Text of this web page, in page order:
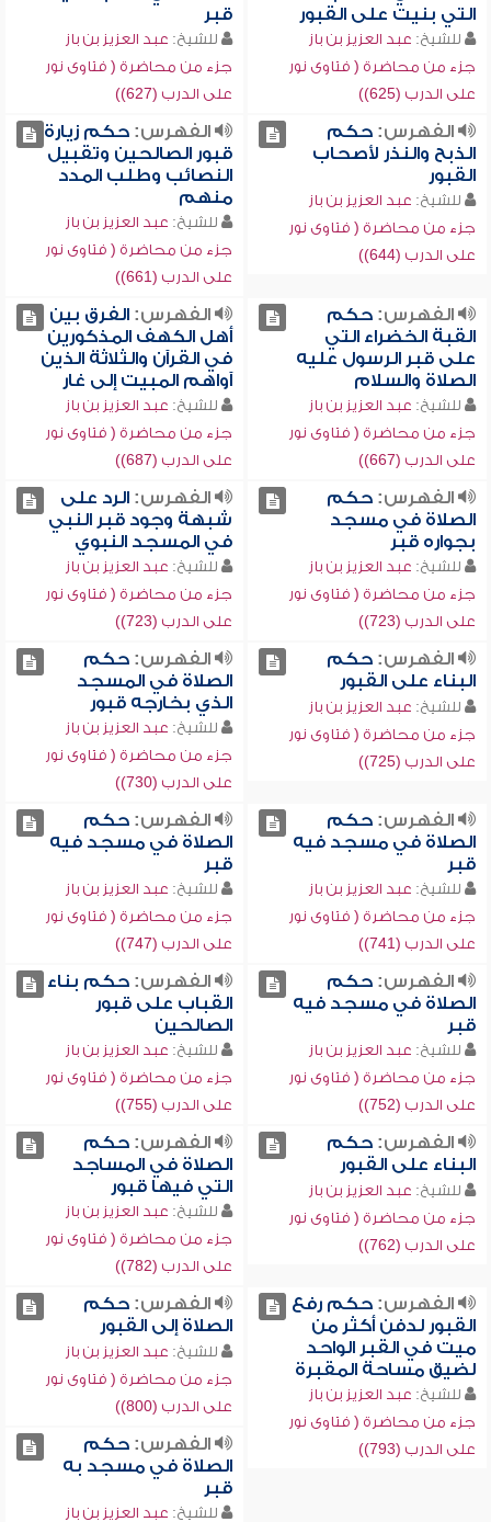
التي بنيت على القبور
للشيخ: عبد العزيز بن باز
جزء من محاضرة ( فتاوى نور
على الدرب (625))
قبر
للشيخ: عبد العزيز بن باز
جزء من محاضرة ( فتاوى نور
على الدرب (627))
الفهرس:حكم
الذبح والنذر لأصحاب
القبور
للشيخ: عبد العزيز بن باز
جزء من محاضرة ( فتاوى نور
على الدرب (644))
الفهرس:حكم زيارة
قبور الصالحين وتقبيل
النصائب وطلب المدد
منهم
للشيخ: عبد العزيز بن باز
جزء من محاضرة ( فتاوى نور
على الدرب (661))
الفهرس:حكم
القبة الخضراء التي
على قبر الرسول عليه
الصلاة والسلام
للشيخ: عبد العزيز بن باز
جزء من محاضرة ( فتاوى نور
على الدرب (667))
الفهرس:الفرق بين
أهل الكهف المذكورين
في القرآن والثلاثة الذين
آواهم المبيت إلى غار
للشيخ: عبد العزيز بن باز
جزء من محاضرة ( فتاوى نور
على الدرب (687))
الفهرس:حكم
الصلاة في مسجد
بجواره قبر
للشيخ: عبد العزيز بن باز
جزء من محاضرة ( فتاوى نور
على الدرب (723))
الفهرس:الرد على
شبهة وجود قبر النبي
في المسجد النبوي
للشيخ: عبد العزيز بن باز
جزء من محاضرة ( فتاوى نور
على الدرب (723))
الفهرس:حكم
البناء على القبور
للشيخ: عبد العزيز بن باز
جزء من محاضرة ( فتاوى نور
على الدرب (725))
الفهرس:حكم
الصلاة في المسجد
الذي بخارجه قبور
للشيخ: عبد العزيز بن باز
جزء من محاضرة ( فتاوى نور
على الدرب (730))
الفهرس:حكم
الصلاة في مسجد فيه
قبر
للشيخ: عبد العزيز بن باز
جزء من محاضرة ( فتاوى نور
على الدرب (741))
الفهرس:حكم
الصلاة في مسجد فيه
قبر
للشيخ: عبد العزيز بن باز
جزء من محاضرة ( فتاوى نور
على الدرب (747))
الفهرس:حكم
الصلاة في مسجد فيه
قبر
للشيخ: عبد العزيز بن باز
جزء من محاضرة ( فتاوى نور
على الدرب (752))
الفهرس:حكم بناء
القباب على قبور
الصالحين
للشيخ: عبد العزيز بن باز
جزء من محاضرة ( فتاوى نور
على الدرب (755))
الفهرس:حكم
البناء على القبور
للشيخ: عبد العزيز بن باز
جزء من محاضرة ( فتاوى نور
على الدرب (762))
الفهرس:حكم
الصلاة في المساجد
التي فيها قبور
للشيخ: عبد العزيز بن باز
جزء من محاضرة ( فتاوى نور
على الدرب (782))
الفهرس:حكم رفع
القبور لدفن أكثر من
ميت في القبر الواحد
لضيق مساحة المقبرة
للشيخ: عبد العزيز بن باز
جزء من محاضرة ( فتاوى نور
على الدرب (793))
الفهرس:حكم
الصلاة إلى القبور
للشيخ: عبد العزيز بن باز
جزء من محاضرة ( فتاوى نور
على الدرب (800))
الفهرس:حكم
الصلاة في مسجد به
قبر
للشيخ: عبد العزيز بن باز